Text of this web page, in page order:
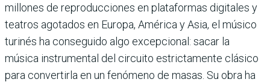
millones de reproducciones en plataformas digitales y
teatros agotados en Europa, América y Asia, el músico
turinés ha conseguido algo excepcional: sacar la
música instrumental del circuito estrictamente clásico
para convertirla en un fenómeno de masas. Su obra ha